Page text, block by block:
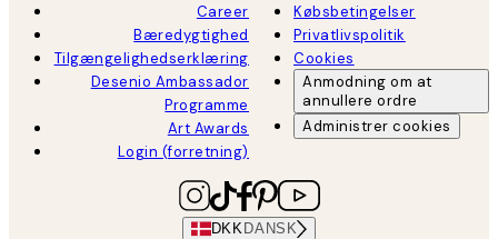
Career
Bæredygtighed
Tilgængelighedserklæring
Desenio Ambassador
Programme
Art Awards
Login (forretning)
Købsbetingelser
Privatlivspolitik
Cookies
Anmodning om at
annullere ordre
Administrer cookies
DKK DANSK